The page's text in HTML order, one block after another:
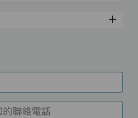
的聯絡電話